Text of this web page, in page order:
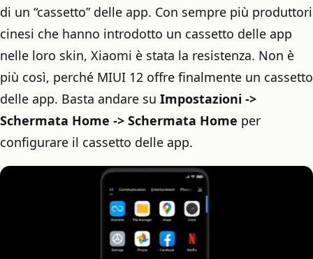
di un “cassetto” delle app. Con sempre più produttori
cinesi che hanno introdotto un cassetto delle app
nelle loro skin, Xiaomi è stata la resistenza. Non è
più così, perché MIUI 12 offre finalmente un cassetto
delle app. Basta andare su Impostazioni ->
Schermata Home -> Schermata Home per
configurare il cassetto delle app.